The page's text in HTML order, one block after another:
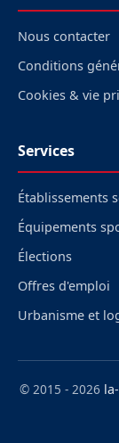
Nous contacter
Conditions
Cookies & vie
Services
Établissements
Équipements
Élections
Offres d'emploi
Urbanisme et
© 2015 - 2026